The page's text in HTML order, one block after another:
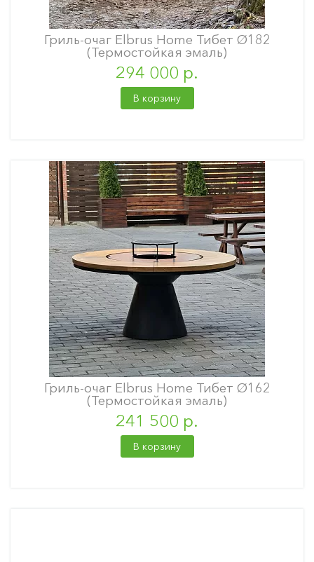
Гриль-очаг Elbrus Home Тибет Ø182
(Термостойкая эмаль)
294 000 р.
В корзину
Гриль-очаг Elbrus Home Тибет Ø162
(Термостойкая эмаль)
241 500 р.
В корзину